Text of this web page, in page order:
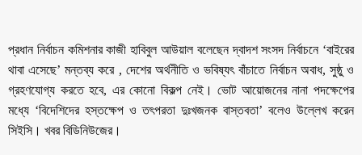
প্রধান নির্বাচন কমিশনার কাজী হাবিবুল আউয়াল বলেছেন দ্বাদশ সংসদ নির্বাচনে ‘বাইরের
থাবা এসেছে’ মন্তব্য করে , দেশের অর্থনীতি ও ভবিষ্যৎ বাঁচাতে নির্বাচন অবাধ, সুষ্ঠু ও
গ্রহণযোগ্য করতে হবে, এর কোনো বিকল্প নেই। ভোট আয়োজনের নানা পদক্ষেপের
মধ্যে ‘বিদেশিদের হস্তক্ষেপ ও তৎপরতা দুঃখজনক বাস্তবতা’ বলেও উল্লেখ করেন
সিইসি। খবর বিডিনিউজের।